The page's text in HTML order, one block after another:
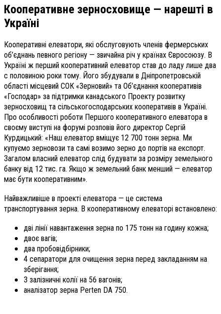
Кооперативне зерносховище — нарешті в
Україні
Кооперативні елеватори, які обслуговують членів фермерських
об’єднань певного регіону — звичайна річ у країнах Євросоюзу. В
Україні ж перший кооперативний елеватор став до ладу лише два
с половиною роки тому. Його збудували в Дніпропетровській
області місцевий СОК «Зерновий» та Об’єднання кооперативів
«Господар» за підтримки канадського Проекту розвитку
зерносховищ та сільськогосподарських кооперативів в Україні.
Про особливості роботи Першого кооперативного елеватора в
своєму виступі на форумі розповів його директор Сергій
Курдицький: «Наш елеватор вміщує 12 700 тонн зерна. Ми
купуємо зерновози та самі возимо зерно до портів на експорт.
Загалом власний елеватор слід будувати за розміру земельного
банку від 12 тис. га. Якщо ж земельний банк менший — елеватор
має бути кооперативним».
Найважливіше в проекті елеватора — це система
транспортування зерна. В кооперативному елеваторі встановлено:
дві лінії навантаження зерна по 175 тонн на годину кожна;
двоє вагів;
два пробовідбірники;
4 сепаратори для очищення зерна перед закладанням на
зберігання;
3 залізничні колії на 56 вагонів;
аналізатор зерна Perten DA 750.